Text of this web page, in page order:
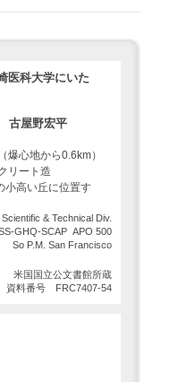
医科大学にいた
古屋野宏平
爆心地から0.6km）
リート造
小高い丘に位置す
Scientific & Technical Div.
GHQ-SCAP APO 500
So P.M. San Francisco
米国国立公文書館所蔵
資料番号 FRC7407-54